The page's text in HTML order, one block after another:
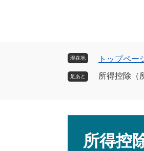
現在地 トップペー
所得控除（
所得控